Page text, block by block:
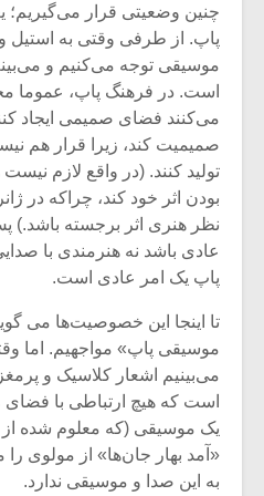
چنین وضعیتی قرار می‌گیریم؛
پاپ. از طرفی وقتی به استیل
موسیقی توجه می‌کنیم و
است. در فرهنگ پاپ، عموما
می‌کنند فضای صمیمی ایجاد
صمیمیت کند، زیرا قرار هم
تولید کنند. (در واقع لازم
بودن اثر خود کند، چراکه در
نظر هنری اثر برجسته باشد.)
عادی باشد نه هنرمندی با
پاپ یک امر عادی است.
تا اینجا این خصوصیت‌ها می
موسیقی پاپ» مواجهیم. اما
می‌بینیم اشعار کلاسیک و
است که هیچ ارتباطی با فضای
یک موسیقی (که معلوم شده
«آمد بهار جان‌ها» از مولوی
به این صدا و موسیقی ندارد.
اگر نمی توانی
مشهورترین
بدنام ترین باش